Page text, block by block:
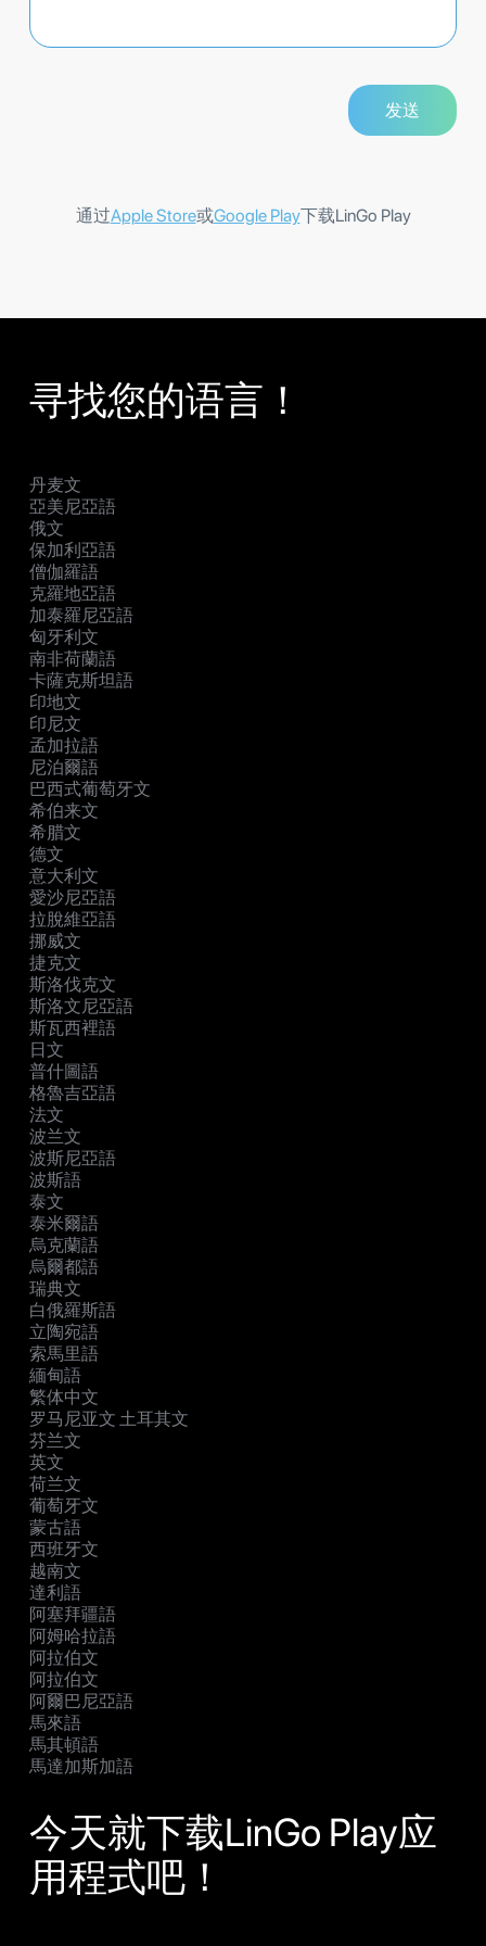
通过Apple Store或Google Play下载LinGo Play
寻找您的语言！
丹麦文
亞美尼亞語
俄文
保加利亞語
僧伽羅語
克羅地亞語
加泰羅尼亞語
匈牙利文
南非荷蘭語
卡薩克斯坦語
印地文
印尼文
孟加拉語
尼泊爾語
巴西式葡萄牙文
希伯来文
希腊文
德文
意大利文
愛沙尼亞語
拉脫維亞語
挪威文
捷克文
斯洛伐克文
斯洛文尼亞語
斯瓦西裡語
日文
普什圖語
格魯吉亞語
法文
波兰文
波斯尼亞語
波斯語
泰文
泰米爾語
烏克蘭語
烏爾都語
瑞典文
白俄羅斯語
立陶宛語
索馬里語
緬甸語
繁体中文
罗马尼亚文 土耳其文
芬兰文
英文
荷兰文
葡萄牙文
蒙古語
西班牙文
越南文
達利語
阿塞拜疆語
阿姆哈拉語
阿拉伯文
阿拉伯文
阿爾巴尼亞語
馬來語
馬其頓語
馬達加斯加語
今天就下载LinGo Play应
用程式吧！